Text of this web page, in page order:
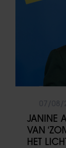
JANINE
VAN
HET